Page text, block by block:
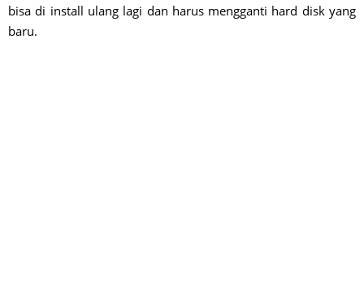
bisa di install ulang lagi dan harus mengganti hard disk yang
baru.